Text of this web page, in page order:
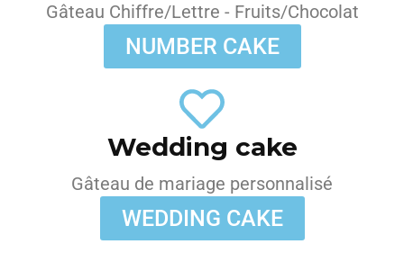
Gâteau Chiffre/Lettre - Fruits/Chocolat
NUMBER CAKE
Wedding cake
Gâteau de mariage personnalisé
WEDDING CAKE